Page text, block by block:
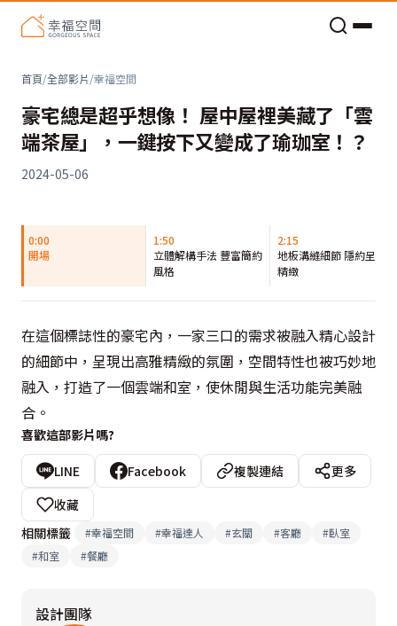
首頁/全部影片/幸福空間
豪宅總是超乎想像！ 屋中屋裡美藏了「雲
端茶屋」，一鍵按下又變成了瑜珈室！？
2024-05-06
0:00
開場
1:50
立體解構手法 豐富簡約
風格
2:15
地板溝縫細節 隱約呈現
精緻
在這個標誌性的豪宅內，一家三口的需求被融入精心設計
的細節中，呈現出高雅精緻的氛圍，空間特性也被巧妙地
融入，打造了一個雲端和室，使休閒與生活功能完美融
合。
喜歡這部影片嗎?
LINE Facebook 複製連結
更多
收藏
相關標籤
#幸福空間 #幸福達人 #玄關 #客廳 #臥室
#和室 #餐廳
設計團隊